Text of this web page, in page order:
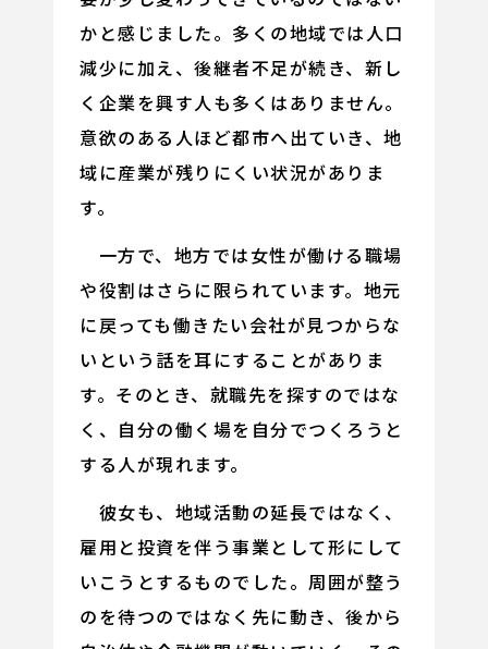
かと感じました。多くの地域では人口
減少に加え、後継者不足が続き、新し
く企業を興す人も多くはありません。
意欲のある人ほど都市へ出ていき、地
域に産業が残りにくい状況がありま
す。
一方で、地方では女性が働ける職場
や役割はさらに限られています。地元
に戻っても働きたい会社が見つからな
いという話を耳にすることがありま
す。そのとき、就職先を探すのではな
く、自分の働く場を自分でつくろうと
する人が現れます。
彼女も、地域活動の延長ではなく、
雇用と投資を伴う事業として形にして
いこうとするものでした。周囲が整う
のを待つのではなく先に動き、後から